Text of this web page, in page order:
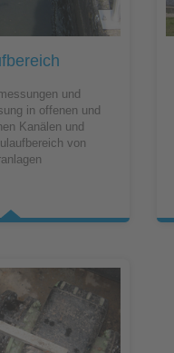
& Analyse
und
in offenen und
Kanälen und
von